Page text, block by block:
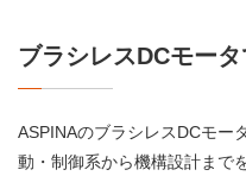
ブラシレスDCモー
ASPINAのブラシレスDCモー
動・制御系から機構設計まで